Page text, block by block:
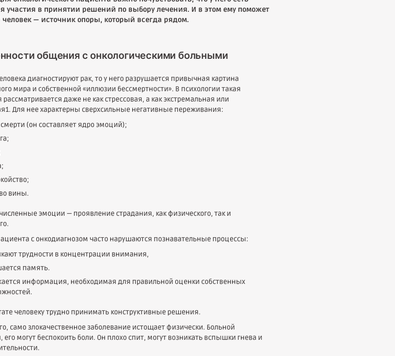
участия в принятии решений по выбору лечения. И в этом ему поможет
человек — источник опоры, который всегда рядом.
общения с онкологическими больными
диагностируют рак, то у него разрушается привычная картина
мира и собственной «иллюзии бессмертности». В психологии такая
рассматривается даже не как стрессовая, а как экстремальная или
Для нее характерны сверхсильные негативные переживания:
смерти (он составляет ядро эмоций);
вины.
эмоции — проявление страдания, как физического, так и
с онкодиагнозом часто нарушаются познавательные процессы:
трудности в концентрации внимания,
память.
информация, необходимая для правильной оценки собственных
человеку трудно принимать конструктивные решения.
само злокачественное заболевание истощает физически. Больной
его могут беспокоить боли. Он плохо спит, могут возникать вспышки гнева и